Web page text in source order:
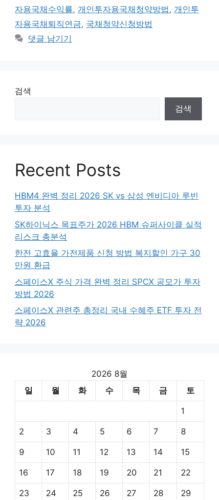
자용국채수익률, 개인투자용국채청약방법, 개인투
자용국채퇴직연금, 국채청약신청방법
댓글 남기기
검색
검색
Recent Posts
HBM4 완벽 정리 2026 SK vs 삼성 엔비디아 루빈
투자 분석
SK하이닉스 목표주가 2026 HBM 슈퍼사이클 실적
리스크 총분석
한전 고효율 가전제품 신청 방법 복지할인 가구 30
만원 환급
스페이스X 주식 가격 완벽 정리 SPCX 공모가 투자
방법 2026
스페이스X 관련주 총정리 국내 수혜주 ETF 투자 전
략 2026
2026 8월
일
월 화 수 목 금 토
1
2 3 4 5 6 7 8
9 10 11 12 13 14 15
16 17 18 19 20 21 22
23 24 25 26 27 28 29